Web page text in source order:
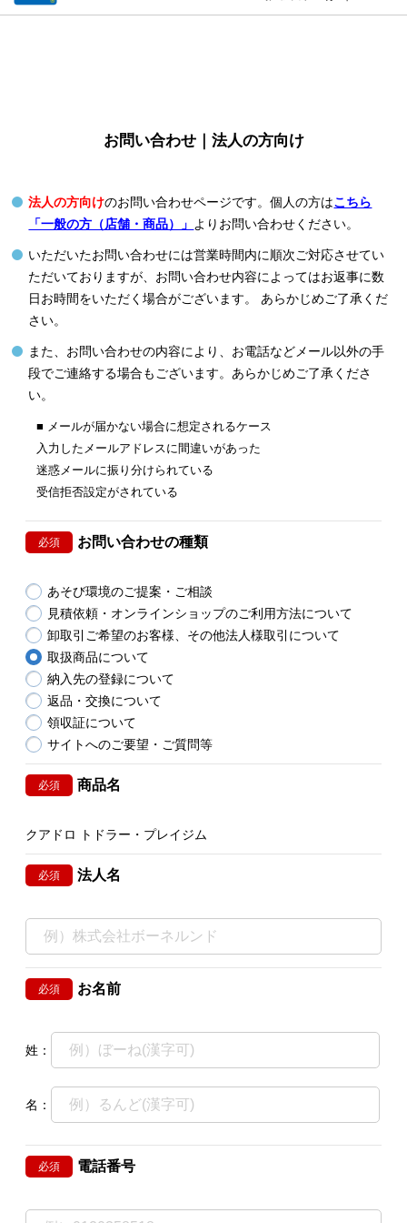
お問い合わせ｜法人の方向け
法人の方向けのお問い合わせページです。個人の方はこちら
「一般の方（店舗・商品）」 よりお問い合わせください。
いただいたお問い合わせには営業時間内に順次ご対応させてい
ただいておりますが、お問い合わせ内容によってはお返事に数
日お時間をいただく場合がございます。 あらかじめご了承くだ
さい。
また、お問い合わせの内容により、お電話などメール以外の手
段でご連絡する場合もございます。あらかじめご了承くださ
い。
■ メールが届かない場合に想定されるケース
入力したメールアドレスに間違いがあった
迷惑メールに振り分けられている
受信拒否設定がされている
必須 お問い合わせの種類
あそび環境のご提案・ご相談
見積依頼・オンラインショップのご利用方法について
卸取引ご希望のお客様、その他法人様取引について
取扱商品について
納入先の登録について
返品・交換について
領収証について
サイトへのご要望・ご質問等
必須 商品名
クアドロ トドラー・プレイジム
必須 法人名
必須 お名前
姓：
名：
必須 電話番号